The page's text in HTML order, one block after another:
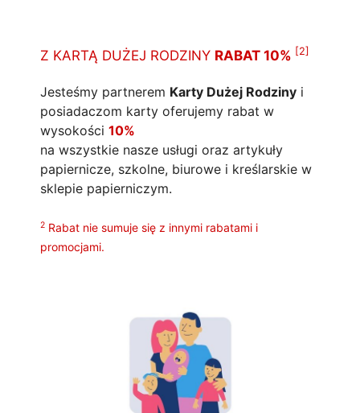
Z KARTĄ DUŻEJ RODZINY RABAT 10% [2]
Jesteśmy partnerem Karty Dużej Rodziny i
posiadaczom karty oferujemy rabat w
wysokości 10%
na wszystkie nasze usługi oraz artykuły
papiernicze, szkolne, biurowe i kreślarskie w
sklepie papierniczym.
2 Rabat nie sumuje się z innymi rabatami i
promocjami.